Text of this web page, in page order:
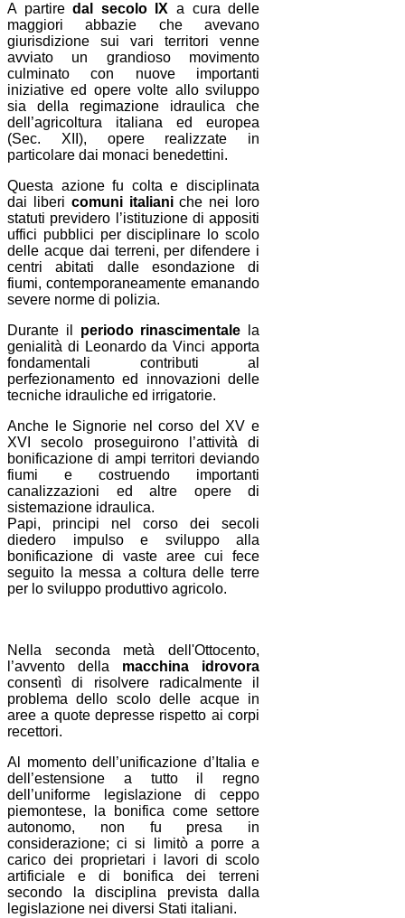
A partiredal secolo IX a cura delle
maggiori abbazie che avevano
giurisdizione sui vari territori venne
avviato un grandioso movimento
culminato con nuove importanti
iniziative ed opere volte allo sviluppo
sia della regimazione idraulica che
dell’agricoltura italiana ed europea
(Sec. XII), opere realizzate in
particolare dai monaci benedettini.
Questa azione fu colta e disciplinata
dai liberi comuni italianiche nei loro
statuti previdero l’istituzione di appositi
uffici pubblici per disciplinare lo scolo
delle acque dai terreni, per difendere i
centri abitati dalle esondazione di
fiumi, contemporaneamente emanando
severe norme di polizia.
Durante il periodo rinascimentale la
genialità di Leonardo da Vinci apporta
fondamentali contributi al
perfezionamento ed innovazioni delle
tecniche idrauliche ed irrigatorie.
Anche le Signorie nel corso del XV e
XVI secolo proseguirono l’attività di
bonificazione di ampi territori deviando
fiumi e costruendo importanti
canalizzazioni ed altre opere di
sistemazione idraulica.
Papi, principi nel corso dei secoli
diedero impulso e sviluppo alla
bonificazione di vaste aree cui fece
seguito la messa a coltura delle terre
per lo sviluppo produttivo agricolo.
Nella seconda metà dell'Ottocento,
l’avvento della macchina idrovora
consentì di risolvere radicalmente il
problema dello scolo delle acque in
aree a quote depresse rispetto ai corpi
recettori.
Al momento dell’unificazione d’Italia e
dell’estensione a tutto il regno
dell’uniforme legislazione di ceppo
piemontese, la bonifica come settore
autonomo, non fu presa in
considerazione; ci si limitò a porre a
carico dei proprietari i lavori di scolo
artificiale e di bonifica dei terreni
secondo la disciplina prevista dalla
legislazione nei diversi Stati italiani.